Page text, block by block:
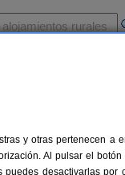
y otras pertenecen a
Al pulsar el botón
desactivarlas por